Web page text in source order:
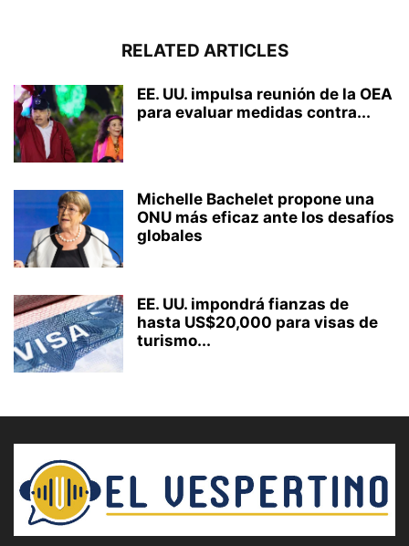
RELATED ARTICLES
EE. UU. impulsa reunión de la OEA
para evaluar medidas contra...
Michelle Bachelet propone una
ONU más eficaz ante los desafíos
globales
EE. UU. impondrá fianzas de
hasta US$20,000 para visas de
turismo...